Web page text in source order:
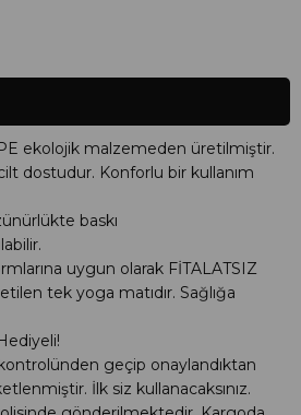
ekolojik malzemeden üretilmiştir.
dostudur. Konforlu bir kullanım
baskı
uygun olarak FİTALATSIZ
tek yoga matıdır. Sağlığa
geçip onaylandıktan
İlk siz kullanacaksınız.